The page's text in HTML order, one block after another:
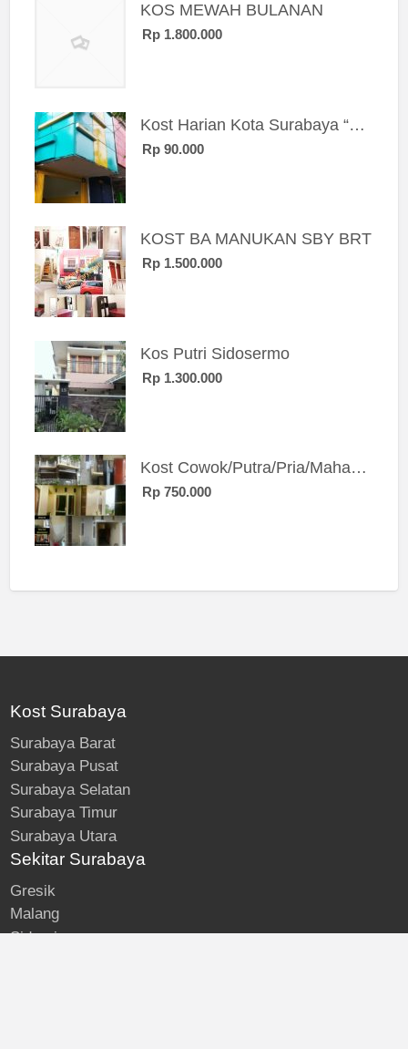
KOS MEWAH BULANAN
Rp 1.800.000
Kost Harian Kota Surabaya “Sierra Kost”
Rp 90.000
KOST BA MANUKAN SBY BRT
Rp 1.500.000
Kos Putri Sidosermo
Rp 1.300.000
Kost Cowok/Putra/Pria/Mahasiswa/Karyawan SIngle eksklusif bangunan baru
Rp 750.000
Kost Surabaya
Surabaya Barat
Surabaya Pusat
Surabaya Selatan
Surabaya Timur
Surabaya Utara
Sekitar Surabaya
Gresik
Malang
Sidoarjo